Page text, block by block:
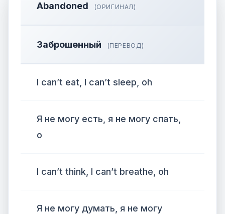
Abandoned (ОРИГИНАЛ)
Заброшенный (ПЕРЕВОД)
I can’t eat, I can’t sleep, oh
Я не могу есть, я не могу спать,
о
I can’t think, I can’t breathe, oh
Я не могу думать, я не могу